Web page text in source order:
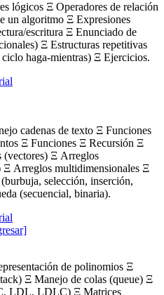
lógicos Ξ Operadores de relación
un algoritmo Ξ Expresiones
escritura Ξ Enunciado de
Ξ Estructuras repetitivas
haga-mientras) Ξ Ejercicios.
cadenas de texto Ξ Funciones
Ξ Funciones Ξ Recursión Ξ
(vectores) Ξ Arreglos
Ξ Arreglos multidimensionales Ξ
selección, inserción,
(secuencial, binaria).
de polinomios Ξ
Ξ Manejo de colas (queue) Ξ
LDL, LDLC) Ξ Matrices